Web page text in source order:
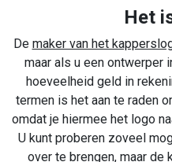
Het
De maker van het
maar als u een ontwerper
hoeveelheid geld in
termen is het aan te raden
omdat je hiermee het logo
U kunt proberen zoveel
over te brengen, maar de